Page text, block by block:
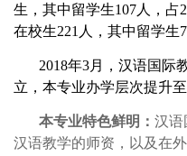
生，其中留学生107人，占
在校生221 人，其中留学生
2018年3月，汉语国际
立，本专业办学层次提升至
本专业特色鲜明： 汉语
汉语教学的师资，以及在